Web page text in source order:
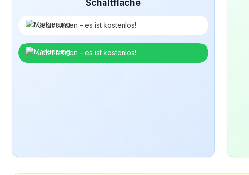
Schaltfläche
Jetzt starten – es ist kostenlos!
Jetzt starten – es ist kostenlos!